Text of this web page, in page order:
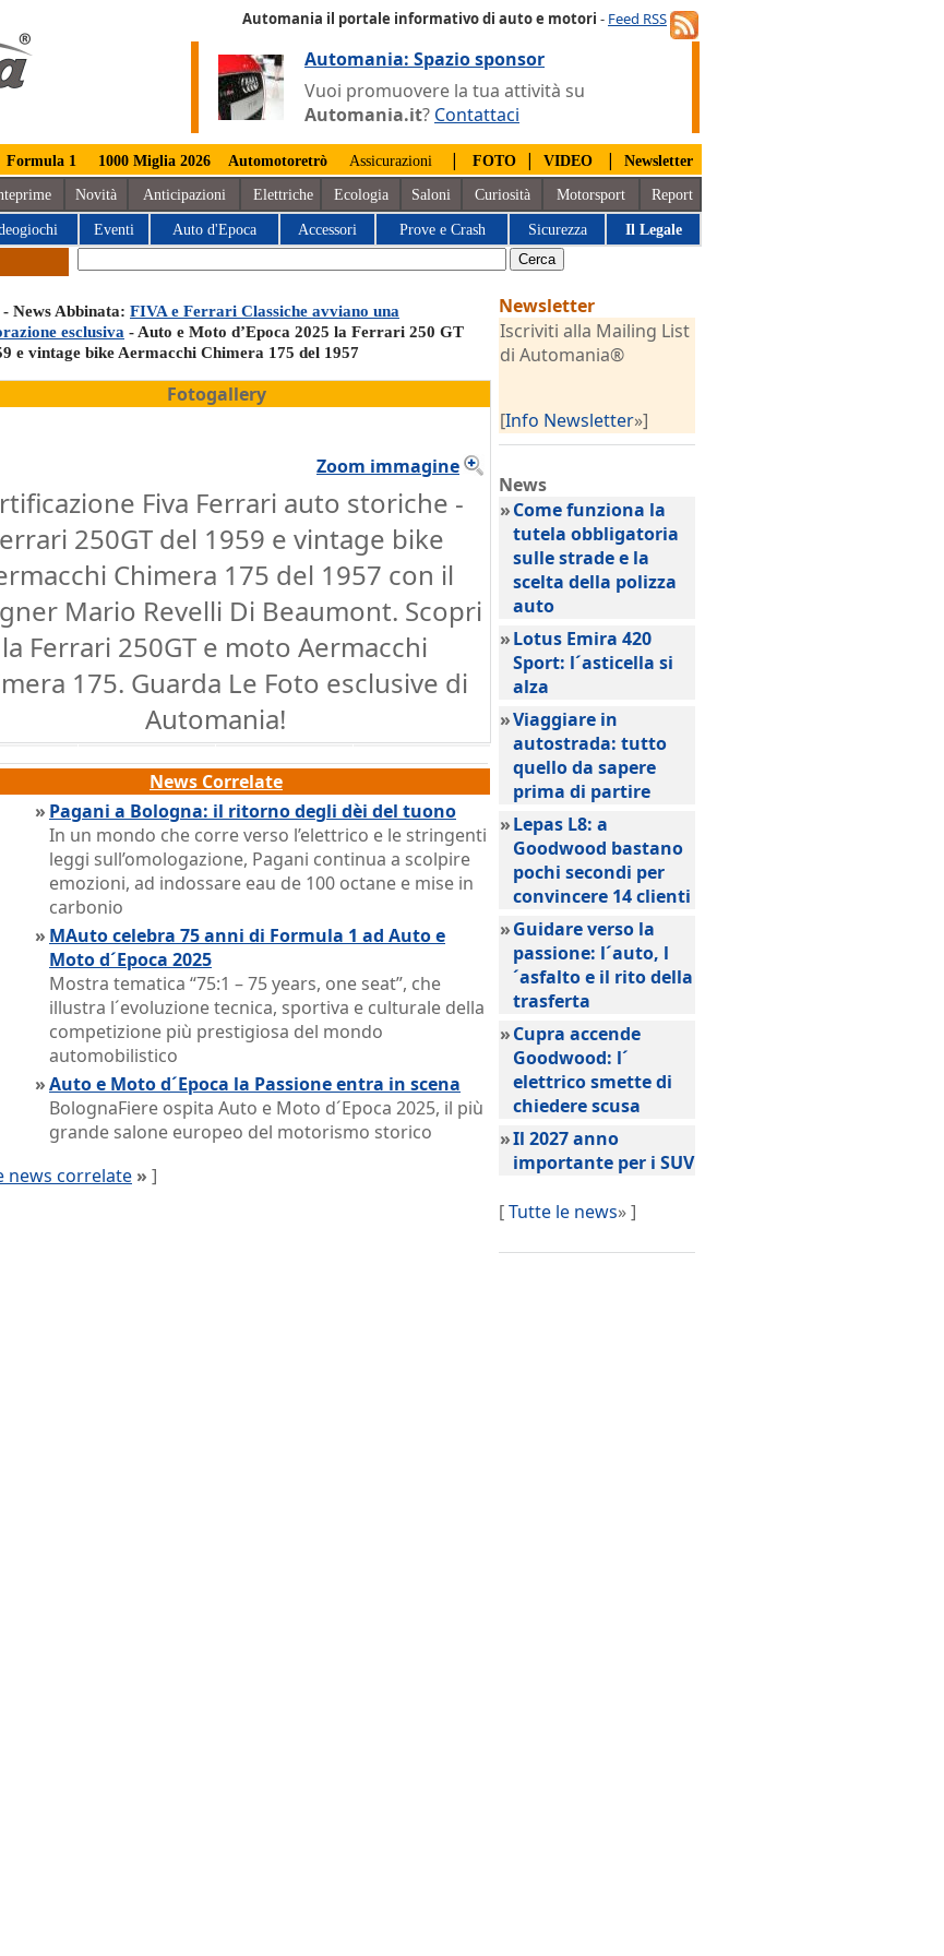
Automania il portale informativo di auto e motori - Feed RSS
Automania: Spazio sponsor
Vuoi promuovere la tua attività su
Automania.it? Contattaci
Formula 1 1000 Miglia 2026 Automotoretrò Assicurazioni | FOTO | VIDEO | Newsletter
Novità Anticipazioni Elettriche Ecologia Saloni Curiosità Motorsport Report
Eventi Auto d'Epoca Accessori Prove e Crash Sicurezza Il Legale
- News Abbinata: FIVA e Ferrari Classiche avviano una
esclusiva - Auto e Moto d’Epoca 2025 la Ferrari 250 GT
e vintage bike Aermacchi Chimera 175 del 1957
Fotogallery
Zoom immagine
Fiva Ferrari auto storiche -
250GT del 1959 e vintage bike
Chimera 175 del 1957 con il
Mario Revelli Di Beaumont. Scopri
la Ferrari 250GT e moto Aermacchi
175. Guarda Le Foto esclusive di
Automania!
News Correlate
» Pagani a Bologna: il ritorno degli dèi del tuono
In un mondo che corre verso l’elettrico e le stringenti
leggi sull’omologazione, Pagani continua a scolpire
emozioni, ad indossare eau de 100 octane e mise in
carbonio
» MAuto celebra 75 anni di Formula 1 ad Auto e
Moto d´Epoca 2025
Mostra tematica “75:1 – 75 years, one seat”, che
illustra l´evoluzione tecnica, sportiva e culturale della
competizione più prestigiosa del mondo
automobilistico
»Auto e Moto d´Epoca la Passione entra in scena
BolognaFiere ospita Auto e Moto d´Epoca 2025, il più
grande salone europeo del motorismo storico
news correlate » ]
Newsletter
Iscriviti alla Mailing List
di Automania®
[Info Newsletter»]
News
»Come funziona la
tutela obbligatoria
sulle strade e la
scelta della polizza
auto
»Lotus Emira 420
Sport: l´asticella si
alza
»Viaggiare in
autostrada: tutto
quello da sapere
prima di partire
»Lepas L8: a
Goodwood bastano
pochi secondi per
convincere 14 clienti
»Guidare verso la
passione: l´auto, l
´asfalto e il rito della
trasferta
»Cupra accende
Goodwood: l´
elettrico smette di
chiedere scusa
»Il 2027 anno
importante per i SUV
[Tutte le news» ]